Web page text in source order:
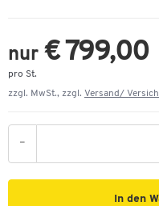
nur € 799,00
pro St.
zzgl. MwSt., zzgl. Versand/
-
In den